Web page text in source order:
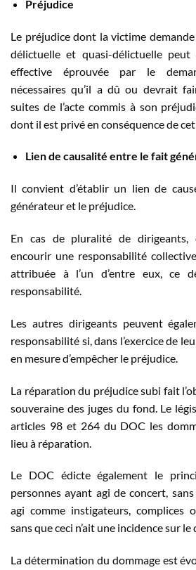
Préjudice
Le préjudice dont la victime
délictuelle et quasi-délictuelle
effective éprouvée par le
nécessaires qu’il a dû ou devrait
suites de l’acte commis à son
dont il est privé en conséquence de
Lien de causalité entre le fait
Il convient d’établir un lien de
générateur et le préjudice.
En cas de pluralité de dirigeants,
encourir une responsabilité
attribuée à l’un d’entre eux, ce
responsabilité.
Les autres dirigeants peuvent
responsabilité si, dans l’exercice de
en mesure d’empêcher le préjudice.
La réparation du préjudice subi fait
souveraine des juges du fond. Le
articles 98 et 264 du DOC les
lieu à réparation.
Le DOC édicte également le
personnes ayant agi de concert,
agi comme instigateurs, complices
sans que ceci n’ait une incidence sur
La détermination du dommage est